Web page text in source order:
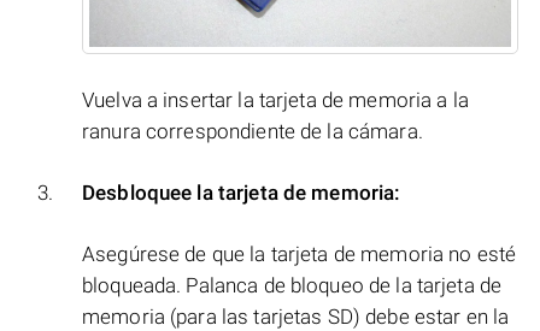
Vuelva a insertar la tarjeta de memoria a la
ranura correspondiente de la cámara.
Desbloquee la tarjeta de memoria:
Asegúrese de que la tarjeta de memoria no esté
bloqueada. Palanca de bloqueo de la tarjeta de
memoria (para las tarjetas SD) debe estar en la